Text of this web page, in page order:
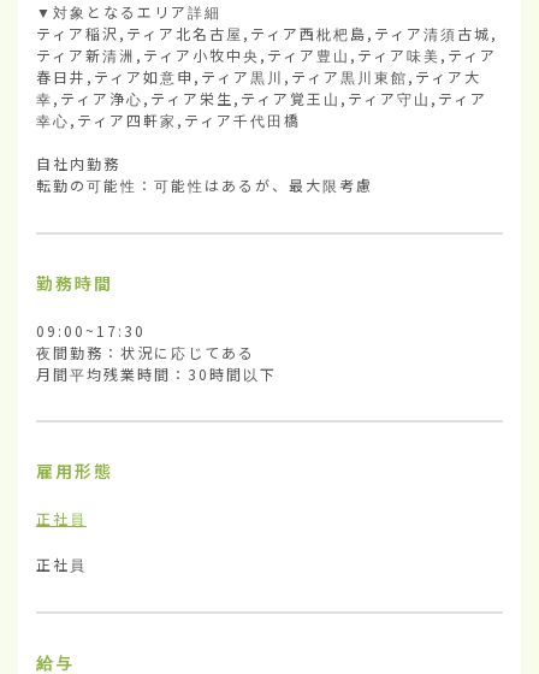
▼対象となるエリア詳細
ティア稲沢,ティア北名古屋,ティア西枇杷島,ティア清須古城,
ティア新清洲,ティア小牧中央,ティア豊山,ティア味美,ティア
春日井,ティア如意申,ティア黒川,ティア黒川東館,ティア大
幸,ティア浄心,ティア栄生,ティア覚王山,ティア守山,ティア
幸心,ティア四軒家,ティア千代田橋
自社内勤務
転勤の可能性：可能性はあるが、最大限考慮
勤務時間
09:00~17:30
夜間勤務：状況に応じてある
月間平均残業時間：30時間以下
雇用形態
正社員
正社員
給与